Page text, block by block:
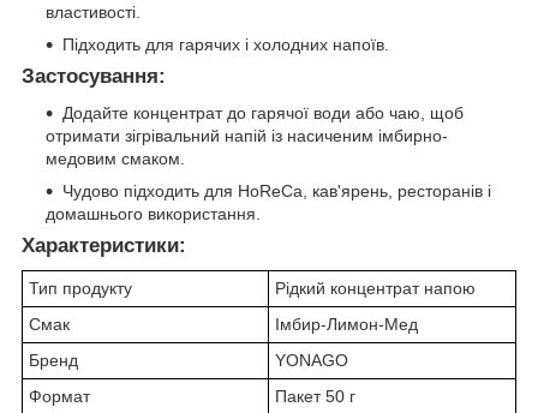
властивості.
Підходить для гарячих і холодних напоїв.
Застосування:
Додайте концентрат до гарячої води або чаю, щоб
отримати зігрівальний напій із насиченим імбирно-
медовим смаком.
Чудово підходить для HoReCa, кав'ярень, ресторанів і
домашнього використання.
Характеристики:
Тип продукту
Рідкий концентрат напою
Смак
Імбир-Лимон-Мед
Бренд
YONAGO
Формат
Пакет 50 г